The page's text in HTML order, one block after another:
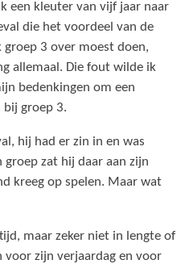
een kleuter van vijf jaar naar
die het voordeel van de
3 over moest doen,
allemaal. Die fout wilde ik
bedenkingen om een
groep 3.
hij had er zin in en was
zat hij daar aan zijn
kreeg op spelen. Maar wat
maar zeker niet in lengte of
voor zijn verjaardag en voor